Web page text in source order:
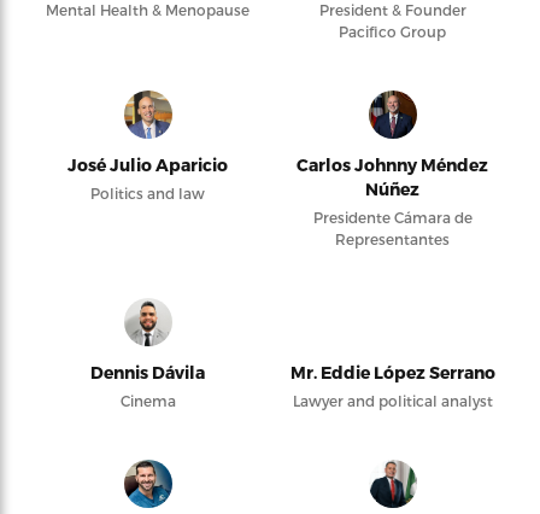
Mental Health & Menopause
President & Founder
Pacifico Group
José Julio Aparicio
Politics and law
Carlos Johnny Méndez
Núñez
Presidente Cámara de
Representantes
Dennis Dávila
Cinema
Mr. Eddie López Serrano
Lawyer and political analyst